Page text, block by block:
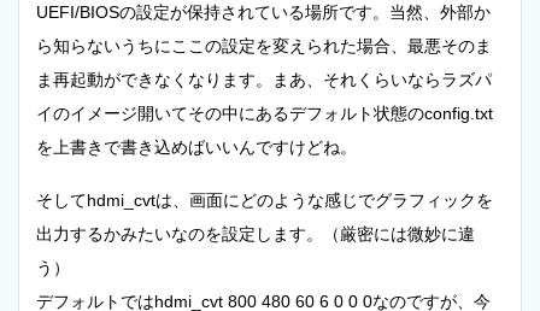
UEFI/BIOSの設定が保持されている場所です。当然、外部か
ら知らないうちにここの設定を変えられた場合、最悪そのま
ま再起動ができなくなります。まあ、それくらいならラズパ
イのイメージ開いてその中にあるデフォルト状態のconfig.txt
を上書きで書き込めばいいんですけどね。
そしてhdmi_cvtは、画面にどのような感じでグラフィックを
出力するかみたいなのを設定します。（厳密には微妙に違
う）
デフォルトではhdmi_cvt 800 480 60 6 0 0 0なのですが、今